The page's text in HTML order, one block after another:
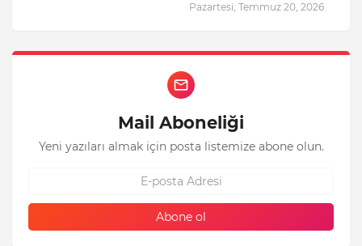
Pazartesi, Temmuz 20, 2026
Mail Aboneliği
Yeni yazıları almak için posta listemize abone olun.